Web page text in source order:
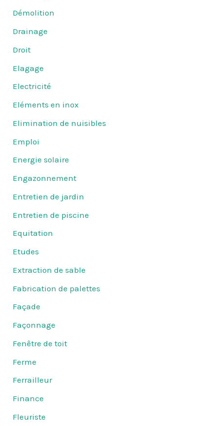
Démolition
Drainage
Droit
Elagage
Electricité
Eléments en inox
Elimination de nuisibles
Emploi
Energie solaire
Engazonnement
Entretien de jardin
Entretien de piscine
Equitation
Etudes
Extraction de sable
Fabrication de palettes
Façade
Façonnage
Fenêtre de toit
Ferme
Ferrailleur
Finance
Fleuriste